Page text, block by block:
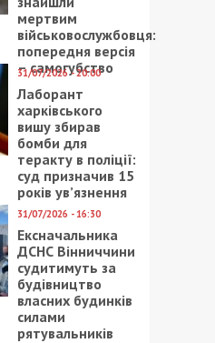
мертвим
військовослужбовця:
попередня версія
– самогубство
31/07/2026 - 20:00
Лаборант
харківського
вишу збирав
бомби для
теракту в поліції:
суд призначив 15
років ув’язнення
31/07/2026 - 16:30
Ексначальника
ДСНС Вінниччини
судитимуть за
будівництво
власних будинків
силами
рятувальників